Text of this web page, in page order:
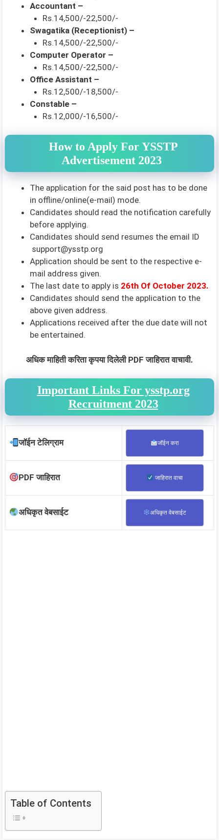
Accountant –
Rs.14,500/-22,500/-
Swagatika (Receptionist) –
Rs.14,500/-22,500/-
Computer Operator –
Rs.14,500/-22,500/-
Office Assistant –
Rs.12,500/-18,500/-
Constable –
Rs.12,000/-16,500/-
How to Apply For YSSTP
Advertisement 2023
The application for the said post has to be done
in offline/online(e-mail) mode.
Candidates should read the notification carefully
before applying.
Candidates should send resumes the email ID
support@ysstp.org
Application should be sent to the respective e-
mail address given.
The last date to apply is 26th Of October 2023.
Candidates should send the application to the
above given address.
Applications received after the due date will not
be entertained.
अधिक माहिती करिता कृपया दिलेली PDF जाहिरात वाचावी.
Important Links For ysstp.org
Recruitment 2023
जॉईन टेलिग्राम जॉईन करा
PDF जाहिरात जाहिरात वाचा
अधिकृत वेबसाईट अधिकृत वेबसाईट
Table of Contents